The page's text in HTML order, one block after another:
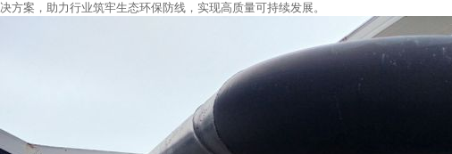
决方案，助力行业筑牢生态环保防线，实现高质量可持续发展。